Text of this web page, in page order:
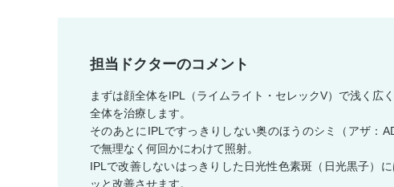
担当ドクターのコメント
まずは顔全体をIPL（ライムライト・セレックV）で浅く広
全体を治療します。
そのあとにIPLですっきりしない奥のほうのシミ（アザ：
で無理なく何回かにわけて照射。
IPLで改善しないはっきりした日光性色素斑（日光黒子）
ッと改善させます。